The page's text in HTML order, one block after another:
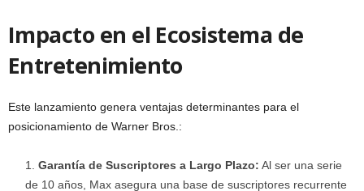
Impacto en el Ecosistema de
Entretenimiento
Este lanzamiento genera ventajas determinantes para el
posicionamiento de Warner Bros.:
Garantía de Suscriptores a Largo Plazo: Al ser una serie
de 10 años, Max asegura una base de suscriptores recurrente